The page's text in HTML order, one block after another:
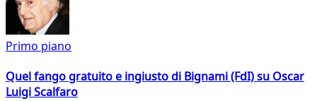
Primo piano
Quel fango gratuito e ingiusto di Bignami (FdI) su Oscar
Luigi Scalfaro